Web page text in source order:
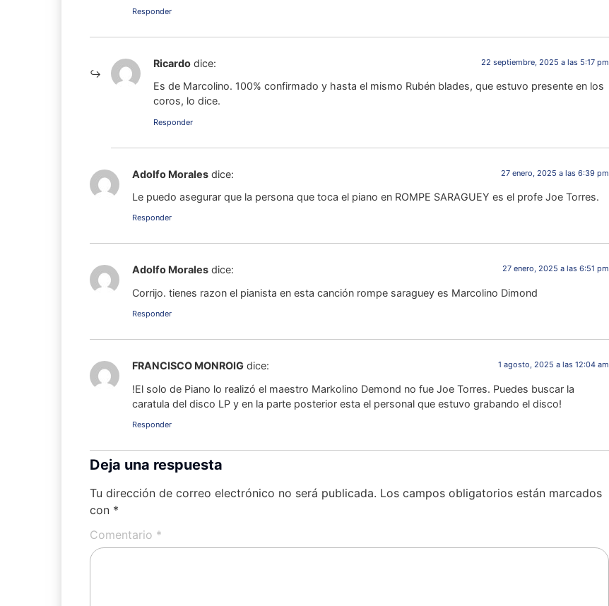
Responder
Ricardo dice: 22 septiembre, 2025 a las 5:17 pm
Es de Marcolino. 100% confirmado y hasta el mismo Rubén blades, que estuvo presente en los
coros, lo dice.
Responder
Adolfo Morales dice: 27 enero, 2025 a las 6:39 pm
Le puedo asegurar que la persona que toca el piano en ROMPE SARAGUEY es el profe Joe Torres.
Responder
Adolfo Morales dice: 27 enero, 2025 a las 6:51 pm
Corrijo. tienes razon el pianista en esta canción rompe saraguey es Marcolino Dimond
Responder
FRANCISCO MONROIG dice: 1 agosto, 2025 a las 12:04 am
!El solo de Piano lo realizó el maestro Markolino Demond no fue Joe Torres. Puedes buscar la
caratula del disco LP y en la parte posterior esta el personal que estuvo grabando el disco!
Responder
Deja una respuesta
Tu dirección de correo electrónico no será publicada. Los campos obligatorios están marcados
con *
Comentario *